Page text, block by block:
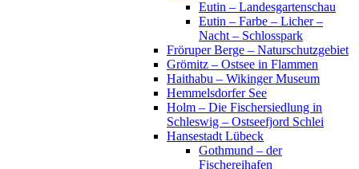
Eutin – Landesgartenschau
Eutin – Farbe – Licher –
Nacht – Schlosspark
Fröruper Berge – Naturschutzgebiet
Grömitz – Ostsee in Flammen
Haithabu – Wikinger Museum
Hemmelsdorfer See
Holm – Die Fischersiedlung in
Schleswig – Ostseefjord Schlei
Hansestadt Lübeck
Gothmund – der
Fischereihafen